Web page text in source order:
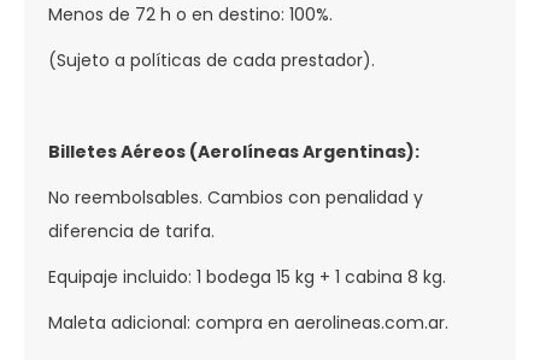
Menos de 72 h o en destino: 100%.
(Sujeto a políticas de cada prestador).
Billetes Aéreos (Aerolíneas Argentinas):
No reembolsables. Cambios con penalidad y
diferencia de tarifa.
Equipaje incluido: 1 bodega 15 kg + 1 cabina 8 kg.
Maleta adicional: compra en aerolineas.com.ar.